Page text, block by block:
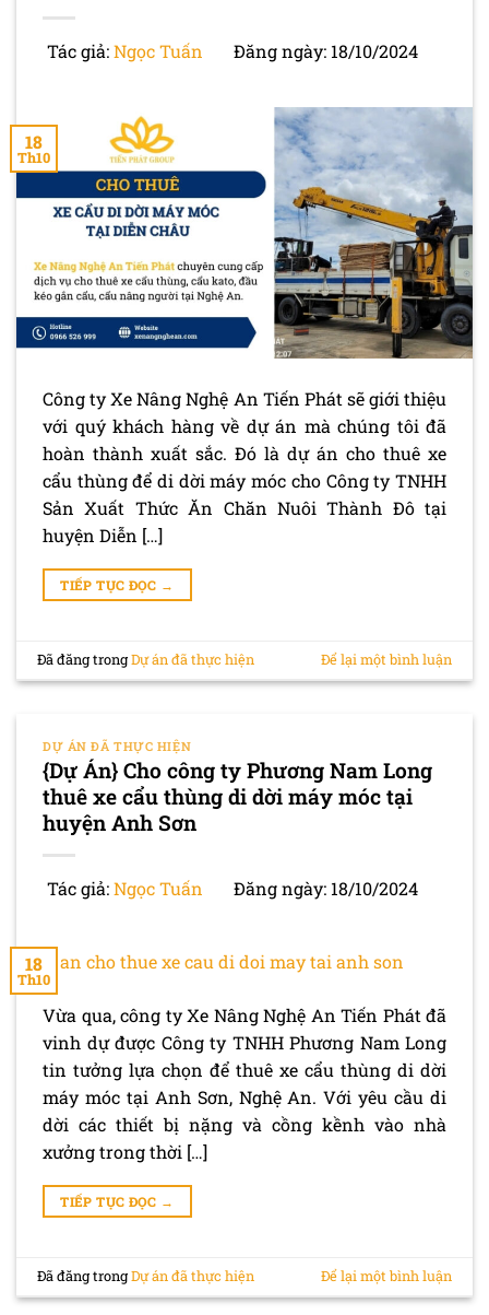
Tác giả:Ngọc Tuấn Đăng ngày: 18/10/2024
18
Th10
Công ty Xe Nâng Nghệ An Tiến Phát sẽ giới thiệu
với quý khách hàng về dự án mà chúng tôi đã
hoàn thành xuất sắc. Đó là dự án cho thuê xe
cẩu thùng để di dời máy móc cho Công ty TNHH
Sản Xuất Thức Ăn Chăn Nuôi Thành Đô tại
huyện Diễn […]
TIẾP TỤC ĐỌC →
Đã đăng trongDự án đã thực hiện Để lại một bình luận
DỰ ÁN ĐÃ THỰC HIỆN
{Dự Án} Cho công ty Phương Nam Long
thuê xe cẩu thùng di dời máy móc tại
huyện Anh Sơn
Tác giả:Ngọc Tuấn Đăng ngày: 18/10/2024
18
Th10
Vừa qua, công ty Xe Nâng Nghệ An Tiến Phát đã
vinh dự được Công ty TNHH Phương Nam Long
tin tưởng lựa chọn để thuê xe cẩu thùng di dời
máy móc tại Anh Sơn, Nghệ An. Với yêu cầu di
dời các thiết bị nặng và cồng kềnh vào nhà
xưởng trong thời […]
TIẾP TỤC ĐỌC →
Đã đăng trongDự án đã thực hiện Để lại một bình luận